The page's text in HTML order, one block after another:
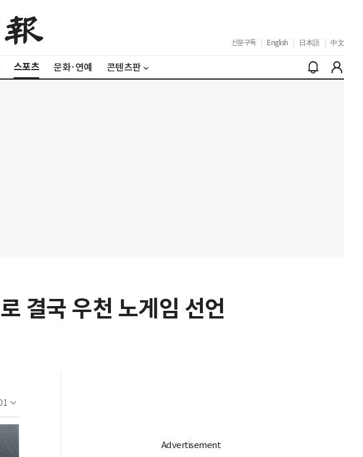
신문구독 English 日本語 中文
스포츠 문화·연예 콘텐츠판
결국 우천 노게임 선언